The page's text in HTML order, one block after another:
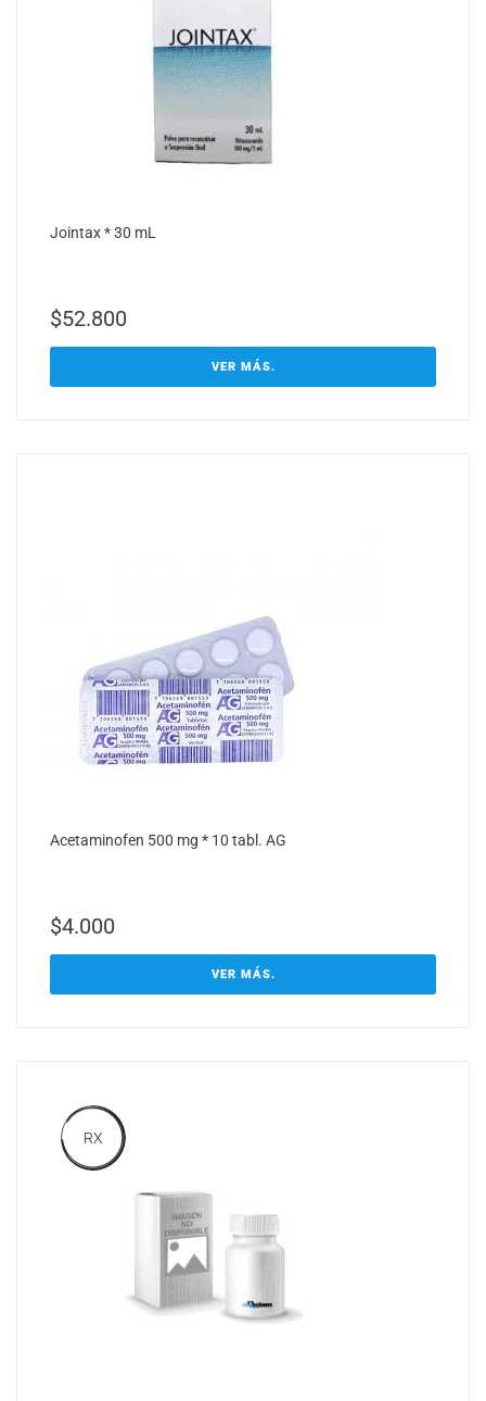
Jointax * 30 mL
$52.800
VER MÁS.
Acetaminofen 500 mg * 10 tabl. AG
$4.000
VER MÁS.
RX